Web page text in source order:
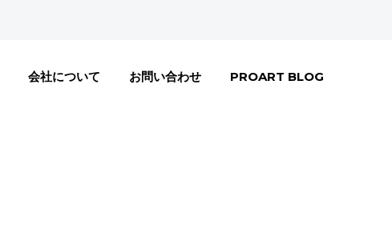
会社について お問い合わせ PROART BLOG